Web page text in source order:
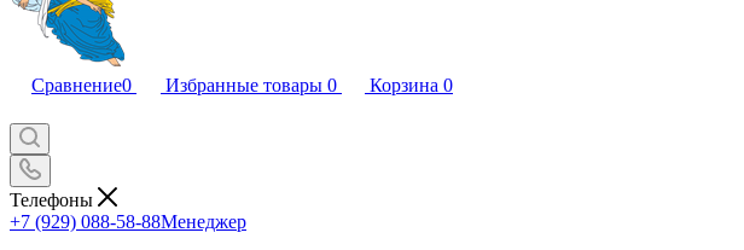
Сравнение0 Избранные товары 0 Корзина 0
Телефоны
+7 (929) 088-58-88Менеджер